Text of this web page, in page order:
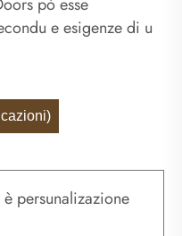
e esigenze di u
persunalizazione